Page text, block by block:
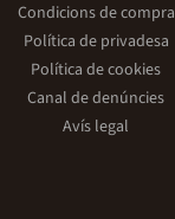
Condicions de compra
Política de privadesa
Política de cookies
Canal de denúncies
Avís legal